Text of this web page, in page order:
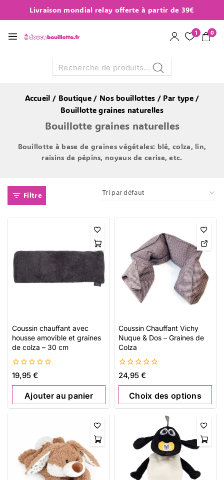
Livraison mondial relay offerte à partir de 39€
1 0
Recherche
Accueil / Boutique / Nos bouillottes / Par type /
Bouillotte graines naturelles
Bouillotte graines naturelles
Bouillotte à base de graines végétales: blé, colza, lin,
raisins de pépins, noyaux de cerise, etc.
Filtre
Coussin chauffant avec
housse amovible et graines
de colza – 30 cm
0
de
5
19,95 €
Ajouter au panier
Coussin Chauffant Vichy
Nuque & Dos – Graines de
Colza
0
de
5
24,95 €
Choix des options